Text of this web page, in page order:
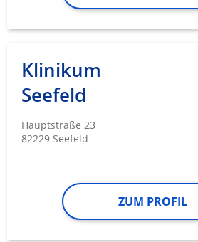
Klinikum
Seefeld
Hauptstraße 23
82229 Seefeld
ZUM PROFIL